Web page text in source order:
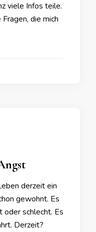
viele Infos teile.
die mich
derzeit ein
gewohnt. Es
oder schlecht. Es
Derzeit?